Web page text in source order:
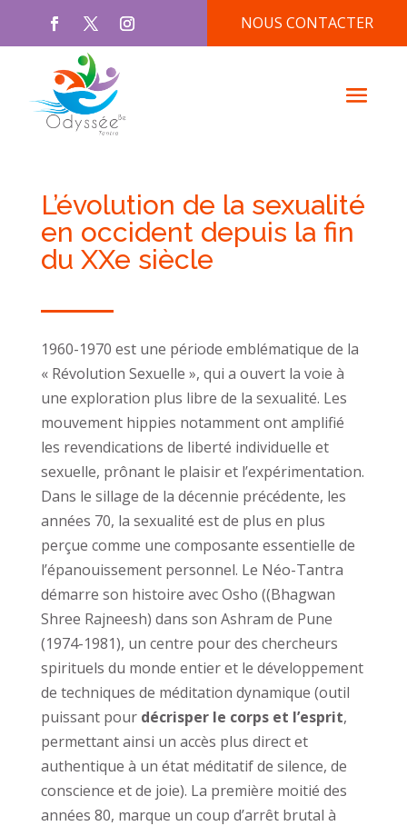
NOUS CONTACTER
L’évolution de la sexualité
en occident depuis la fin
du XXe siècle
1960-1970 est une période emblématique de la
« Révolution Sexuelle », qui a ouvert la voie à
une exploration plus libre de la sexualité. Les
mouvement hippies notamment ont amplifié
les revendications de liberté individuelle et
sexuelle, prônant le plaisir et l’expérimentation.
Dans le sillage de la décennie précédente, les
années 70, la sexualité est de plus en plus
perçue comme une composante essentielle de
l’épanouissement personnel. Le Néo-Tantra
démarre son histoire avec Osho ((Bhagwan
Shree Rajneesh) dans son Ashram de Pune
(1974-1981), un centre pour des chercheurs
spirituels du monde entier et le développement
de techniques de méditation dynamique (outil
puissant pour décrisper le corps et l’esprit,
permettant ainsi un accès plus direct et
authentique à un état méditatif de silence, de
conscience et de joie). La première moitié des
années 80, marque un coup d’arrêt brutal à